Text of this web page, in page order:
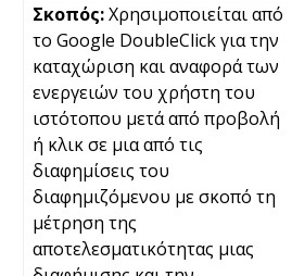
Χρησιμοποιείται από
το Google DoubleClick για την
καταχώριση και αναφορά των
ενεργειών του χρήστη του
ιστότοπου μετά από προβολή
ή κλικ σε μια από τις
διαφημίσεις του
διαφημιζόμενου με σκοπό τη
μέτρηση της
αποτελεσματικότητας μιας